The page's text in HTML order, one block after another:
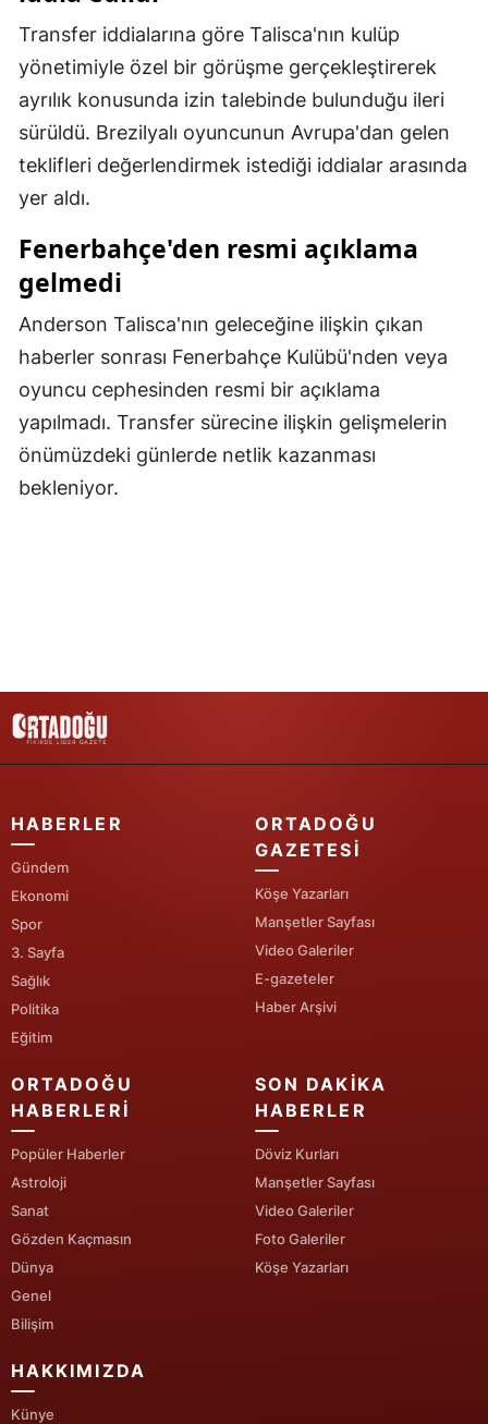
Manisa
Kahramanmaraş
Mardin
Muğla
Nevşehir
Ordu
Rize
Şanlıurfa
Uşak
Yozgat
Bayburt
Karaman
Batman
Transfer iddialarına göre Talisca'nın kulüp
yönetimiyle özel bir görüşme gerçekleştirerek
ayrılık konusunda izin talebinde bulunduğu ileri
sürüldü. Brezilyalı oyuncunun Avrupa'dan gelen
teklifleri değerlendirmek istediği iddialar arasında
yer aldı.
Fenerbahçe'den resmi açıklama
gelmedi
Anderson Talisca'nın geleceğine ilişkin çıkan
haberler sonrası Fenerbahçe Kulübü'nden veya
oyuncu cephesinden resmi bir açıklama
yapılmadı. Transfer sürecine ilişkin gelişmelerin
önümüzdeki günlerde netlik kazanması
bekleniyor.
HABERLER
Gündem
Ekonomi
Spor
3. Sayfa
Sağlık
Politika
Eğitim
ORTADOĞU
GAZETESI
Köşe Yazarları
Manşetler Sayfası
Video Galeriler
E-gazeteler
Haber Arşivi
ORTADOĞU
HABERLERI
Popüler Haberler
Astroloji
Sanat
Gözden Kaçmasın
Dünya
Genel
Bilişim
SON DAKIKA
HABERLER
Döviz Kurları
Manşetler Sayfası
Video Galeriler
Foto Galeriler
Köşe Yazarları
HAKKIMIZDA
Künye